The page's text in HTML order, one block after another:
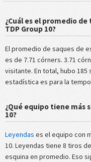
¿Cuál es el promedio
TDP Group 10?
El promedio de saques de
es de 7.71 córners. 3.71
visitante. En total, hubo 185
estadística es para la
¿Qué equipo tiene más
10?
Leyendas es el equipo con
10. Leyendas tiene 8 tiros
esquina en promedio. Eso